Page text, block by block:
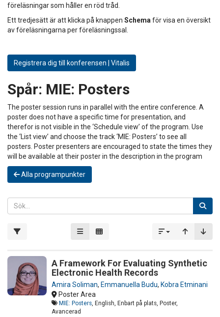
föreläsningar som håller en röd tråd.
Ett tredjesätt är att klicka på knappen Schema för visa en översikt
av föreläsningarna per föreläsningssal.
Registrera dig till konferensen | Vitalis
Spår: MIE: Posters
The poster session runs in parallel with the entire conference. A
poster does not have a specific time for presentation, and
therefor is not visible in the ‘Schedule view’ of the program. Use
the ‘List view’ and choose the track ‘MIE: Posters’ to see all
posters. Poster presenters are encouraged to state the times they
will be available at their poster in the description in the program
Alla programpunkter
A Framework For Evaluating Synthetic
Electronic Health Records
Amira Soliman, Emmanuella Budu, Kobra Etminani
Poster Area
MIE: Posters , English, Enbart på plats, Poster,
Avancerad